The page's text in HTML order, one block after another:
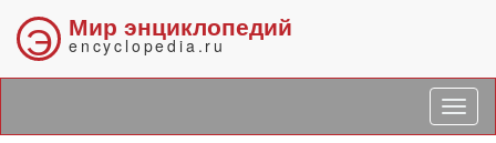
Э Мир энциклопедий
encyclopedia.ru